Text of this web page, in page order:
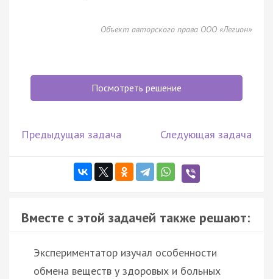
Объект авторского права ООО «Легион»
Посмотреть решение
Предыдущая задача Следующая задача
Вместе с этой задачей также решают:
Экспериментатор изучал особенности
обмена веществ у здоровых и больных